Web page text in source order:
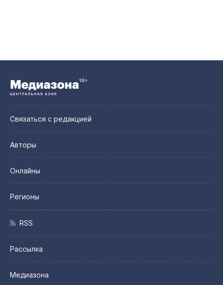
Связаться с редакцией
Авторы
Онлайны
Регионы
RSS
Рассылка
Медиазона